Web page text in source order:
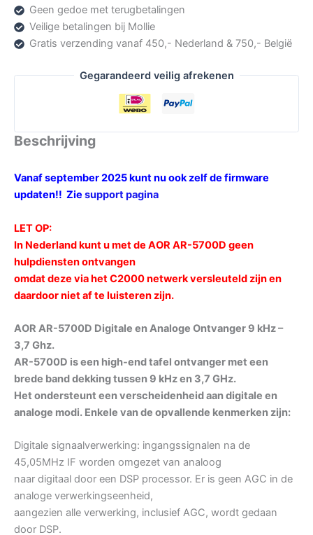
Geen gedoe met terugbetalingen
Veilige betalingen bij Mollie
Gratis verzending vanaf 450,- Nederland & 750,- België
Gegarandeerd veilig afrekenen
Beschrijving
Vanaf september 2025 kunt nu ook zelf de firmware
updaten!! Zie support pagina
LET OP:
In Nederland kunt u met de AOR AR-5700D geen
hulpdiensten ontvangen
omdat deze via het C2000 netwerk versleuteld zijn en
daardoor niet af te luisteren zijn.
AOR AR-5700D Digitale en Analoge Ontvanger 9 kHz –
3,7 Ghz.
AR-5700D is een high-end tafel ontvanger met een
brede band dekking tussen 9 kHz en 3,7 GHz.
Het ondersteunt een verscheidenheid aan digitale en
analoge modi. Enkele van de opvallende kenmerken zijn:
Digitale signaalverwerking: ingangssignalen na de
45,05MHz IF worden omgezet van analoog
naar digitaal door een DSP processor. Er is geen AGC in de
analoge verwerkingseenheid,
aangezien alle verwerking, inclusief AGC, wordt gedaan
door DSP.